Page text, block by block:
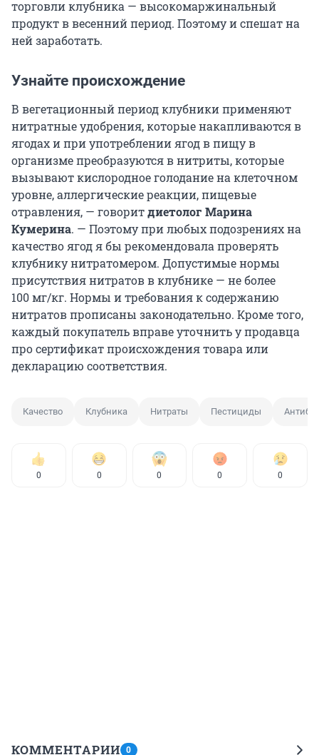
торговли клубника — высокомаржинальный
продукт в весенний период. Поэтому и спешат на
ней заработать.
Узнайте происхождение
В вегетационный период клубники применяют
нитратные удобрения, которые накапливаются в
ягодах и при употреблении ягод в пищу в
организме преобразуются в нитриты, которые
вызывают кислородное голодание на клеточном
уровне, аллергические реакции, пищевые
отравления, — говоритдиетолог Марина
Кумерина. — Поэтому при любых подозрениях на
качество ягод я бы рекомендовала проверять
клубнику нитратомером. Допустимые нормы
присутствия нитратов в клубнике — не более
100 мг/кг. Нормы и требования к содержанию
нитратов прописаны законодательно. Кроме того,
каждый покупатель вправе уточнить у продавца
про сертификат происхождения товара или
декларацию соответствия.
Качество Клубника Нитраты Пестициды
0 0 0 0 0
КОММЕНТАРИИ 0